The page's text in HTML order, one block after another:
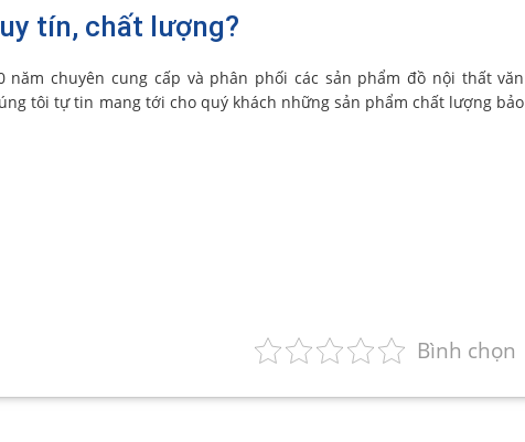
tín, chất lượng?
chuyên cung cấp và phân phối các sản phẩm đồ nội thất văn
tôi tự tin mang tới cho quý khách những sản phẩm chất lượng bảo
Bình chọn